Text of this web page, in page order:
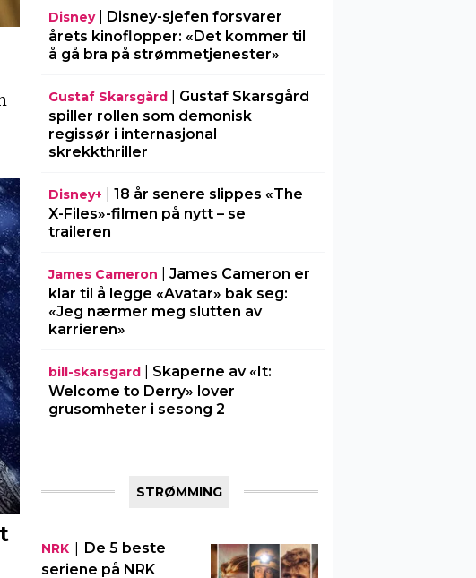
Disney| Disney-sjefen forsvarer
årets kinoflopper: «Det kommer til
å gå bra på strømmetjenester»
Gustaf Skarsgård| Gustaf Skarsgård
spiller rollen som demonisk
regissør i internasjonal
skrekkthriller
Disney+
18 år senere slippes «The
X-Files»-filmen på nytt – se
traileren
James Cameron
James Cameron er
klar til å legge «Avatar» bak seg:
«Jeg nærmer meg slutten av
karrieren»
bill-skarsgard| Skaperne av «It:
Welcome to Derry» lover
grusomheter i sesong 2
STRØMMING
NRK| De 5 beste
seriene på NRK